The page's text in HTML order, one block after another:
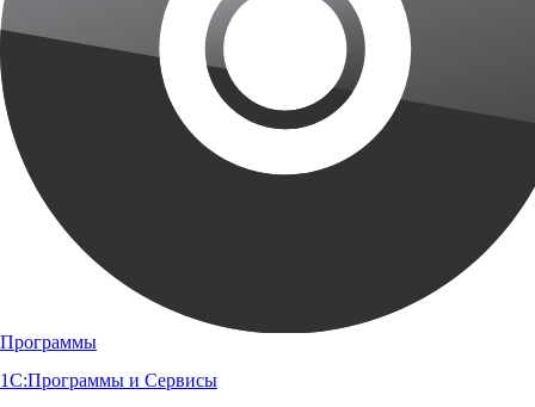
Программы
1С:Программы и Сервисы